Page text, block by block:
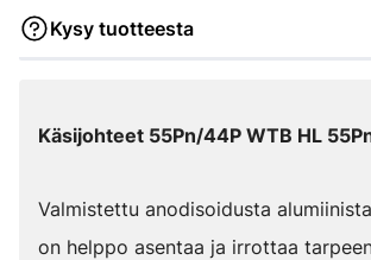
Kysy tuotteesta
Käsijohteet 55Pn/44P WTB HL
Valmistettu anodisoidusta
on helppo asentaa ja irrottaa